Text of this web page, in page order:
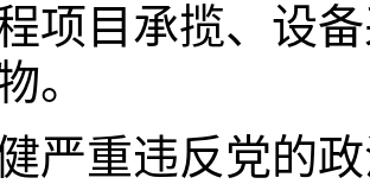
项目承揽、设
。
重违反党的政